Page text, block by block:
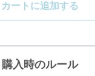
カートに追加する
購入時のルール